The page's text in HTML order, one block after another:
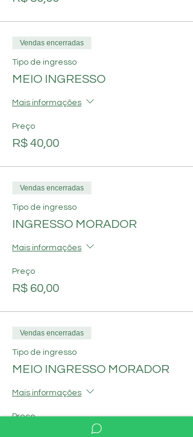
Vendas encerradas
Tipo de ingresso
MEIO INGRESSO
Mais informações
Preço
R$ 40,00
Vendas encerradas
Tipo de ingresso
INGRESSO MORADOR
Mais informações
Preço
R$ 60,00
Vendas encerradas
Tipo de ingresso
MEIO INGRESSO MORADOR
Mais informações
Preço